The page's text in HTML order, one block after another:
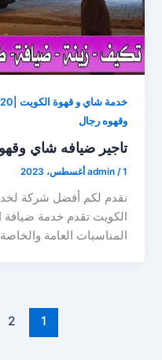
خدمة شاي و قهوة الكويت |60656620| افراح الكويت
وقهوه رجال
تاجير ضيافه شاي
admin /1 أغسطس، 2023
نقدم لكم أفضل شركة
الكويت تقدم خدمة ضيافة
المناسبات العامة والخاصة
1
2